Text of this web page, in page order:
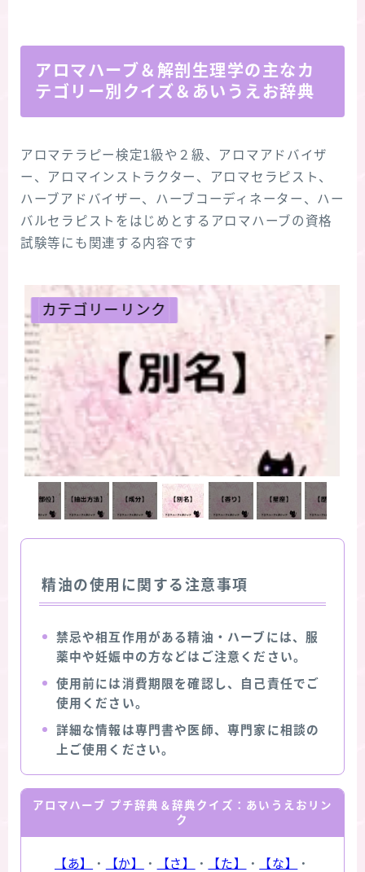
アロマハーブ＆解剖生理学の主なカ
テゴリー別クイズ＆あいうえお辞典
アロマテラピー検定1級や２級、アロマアドバイザ
ー、アロマインストラクター、アロマセラピスト、
ハーブアドバイザー、ハーブコーディネーター、ハー
バルセラピストをはじめとするアロマハーブの資格
試験等にも関連する内容です
カテゴリーリンク
精油の使用に関する注意事項
禁忌や相互作用がある精油・ハーブには、服
薬中や妊娠中の方などはご注意ください。
使用前には消費期限を確認し、自己責任でご
使用ください。
詳細な情報は専門書や医師、専門家に相談の
上ご使用ください。
アロマハーブ プチ辞典＆辞典クイズ：あいうえおリン
ク
【あ】 ・ 【か】 ・ 【さ】 ・ 【た】 ・ 【な】
・